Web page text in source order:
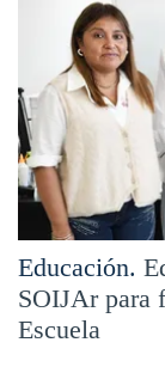
Educación.
SOIJAr para
Escuela